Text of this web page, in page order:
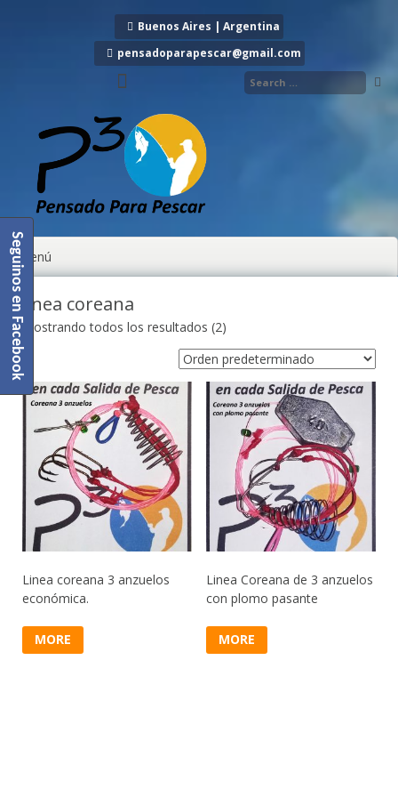
Buenos Aires | Argentina
pensadoparapescar@gmail.com
Menú
linea coreana
Mostrando todos los resultados (2)
Linea coreana 3 anzuelos
económica.
MORE
Linea Coreana de 3 anzuelos
con plomo pasante
MORE
Seguinos en Facebook